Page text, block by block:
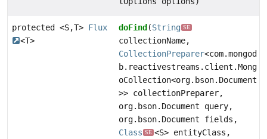
protected <S,T> Flux
<T>
doFind (String SE
collectionName,
CollectionPreparer<com.mongod
b.reactivestreams.client.Mong
oCollection<org.bson.Document
>> collectionPreparer,
org.bson.Document query,
org.bson.Document fields,
Class SE <S> entityClass,